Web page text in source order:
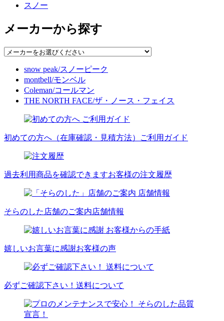
スノー
メーカーから探す
snow peak/スノーピーク
montbell/モンベル
Coleman/コールマン
THE NORTH FACE/ザ・ノース・フェイス
初めての方へ（在庫確認・見積方法） ご利用ガイド
過去利用商品を確認できますお客様の注文履歴
そらのした店舗のご案内店舗情報
嬉しいお言葉に感謝お客様の声
必ずご確認下さい！ 送料について